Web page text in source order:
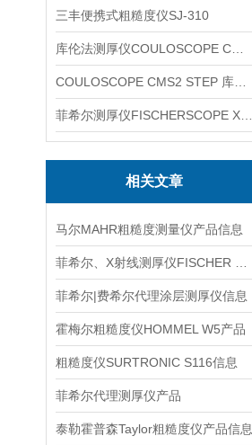
三丰便携式粗糙度仪SJ-310
相关文章
马尔MAHR粗糙度测量仪产品信息
菲希尔|费希尔代理涂层测厚仪信息
霍梅尔粗糙度仪HOMMEL W5产品
粗糙度仪SURTRONIC S116信息
菲希尔代理测厚仪产品
泰勒霍普森Taylor粗糙度仪产品信息